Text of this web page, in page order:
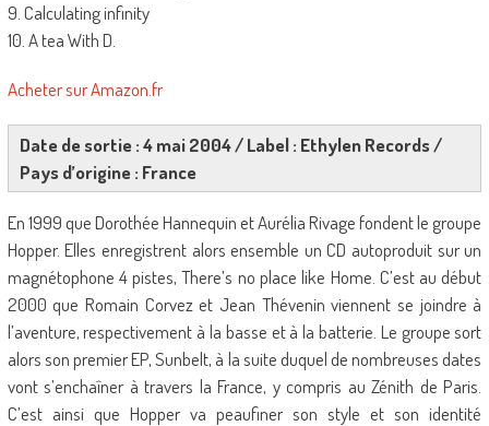
9. Calculating infinity
10. A tea With D.
Acheter sur Amazon.fr
Date de sortie : 4 mai 2004 / Label : Ethylen Records /
Pays d’origine : France
En 1999 que Dorothée Hannequin et Aurélia Rivage fondent le groupe
Hopper. Elles enregistrent alors ensemble un CD autoproduit sur un
magnétophone 4 pistes, There’s no place like Home. C’est au début
2000 que Romain Corvez et Jean Thévenin viennent se joindre à
l’aventure, respectivement à la basse et à la batterie. Le groupe sort
alors son premier EP, Sunbelt, à la suite duquel de nombreuses dates
vont s’enchaîner à travers la France, y compris au Zénith de Paris.
C’est ainsi que Hopper va peaufiner son style et son identité